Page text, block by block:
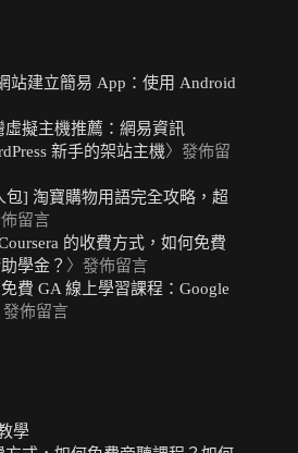
站建立簡易 App：使用 Android
虛擬主機推薦：網易資訊
新手的架站主機〉發佈留
包] 淘寶購物用語完全攻略，超
留言
的收費方式，如何免費
學金？ 〉發佈留言
免費 GA 線上學習課程：Google
發佈留言
學